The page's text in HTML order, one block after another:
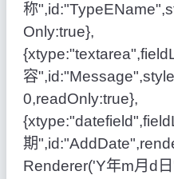
称
容
期
Renderer('Y年m